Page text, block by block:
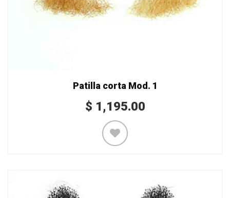
Patilla corta Mod. 1
$ 1,195.00